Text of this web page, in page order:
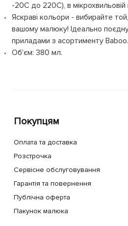
-20С до 220С), в мікрохвильовій
Яскраві кольори - вибирайте
вашому малюку! Ідеально
приладами з асортименту Baboo.
Об'єм: 380 мл.
Покупцям
Оплата та доставка
Розстрочка
Сервісне обслуговування
Гарантія та повернення
Публічна оферта
Пакунок малюка